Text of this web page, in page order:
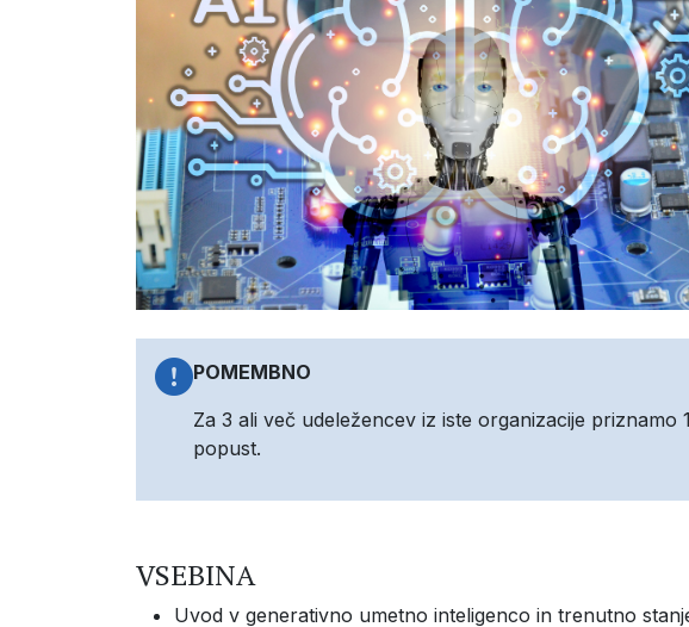
POMEMBNO
Za 3 ali več udeležencev iz iste organizacije priznamo
popust.
VSEBINA
Uvod v generativno umetno inteligenco in trenutno